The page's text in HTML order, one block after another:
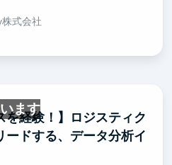
式会社
ます
を経験！】ロジスティク
ードする、データ分析イ